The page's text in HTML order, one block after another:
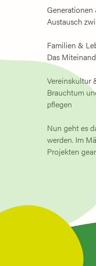
Austausch
Familien &
Das
Vereinskultur
Brauchtum
pflegen
Nun geht es
werden. Im
Projekten